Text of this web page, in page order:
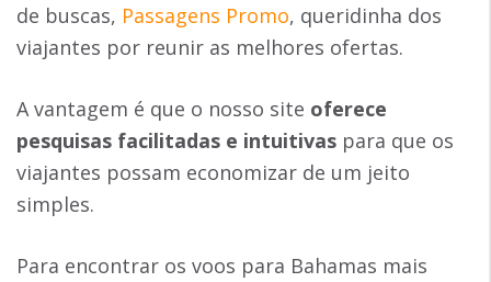
de buscas, Passagens Promo, queridinha dos
viajantes por reunir as melhores ofertas.
A vantagem é que o nosso site oferece
pesquisas facilitadas e intuitivas para que os
viajantes possam economizar de um jeito
simples.
Para encontrar os voos para Bahamas mais